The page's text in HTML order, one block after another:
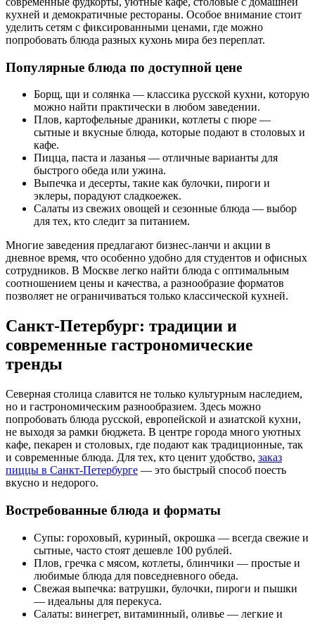
кухней и демократичные рестораны. Особое внимание стоит
уделить сетям с фиксированными ценами, где можно
попробовать блюда разных кухонь мира без переплат.
Популярные блюда по доступной цене
Борщ, щи и солянка — классика русской кухни, которую
можно найти практически в любом заведении.
Плов, картофельные драники, котлеты с пюре —
сытные и вкусные блюда, которые подают в столовых и
кафе.
Пицца, паста и лазанья — отличные варианты для
быстрого обеда или ужина.
Выпечка и десерты, такие как булочки, пироги и
эклеры, порадуют сладкоежек.
Салаты из свежих овощей и сезонные блюда — выбор
для тех, кто следит за питанием.
Многие заведения предлагают бизнес-ланчи и акции в
дневное время, что особенно удобно для студентов и офисных
сотрудников. В Москве легко найти блюда с оптимальным
соотношением цены и качества, а разнообразие форматов
позволяет не ограничиваться только классической кухней.
Санкт-Петербург: традиции и
современные гастрономические
тренды
Северная столица славится не только культурным наследием,
но и гастрономическим разнообразием. Здесь можно
попробовать блюда русской, европейской и азиатской кухни,
не выходя за рамки бюджета. В центре города много уютных
кафе, пекарен и столовых, где подают как традиционные, так
и современные блюда. Для тех, кто ценит удобство, заказ
пиццы в Санкт-Петербурге — это быстрый способ поесть
вкусно и недорого.
Востребованные блюда и форматы
Супы: гороховый, куриный, окрошка — всегда свежие и
сытные, часто стоят дешевле 100 рублей.
Плов, гречка с мясом, котлеты, блинчики — простые и
любимые блюда для повседневного обеда.
Свежая выпечка: ватрушки, булочки, пироги и пышки
— идеальны для перекуса.
Салаты: винегрет, витаминный, оливье — легкие и